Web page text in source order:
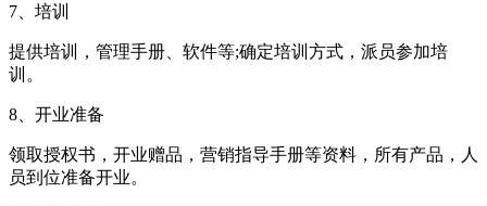
7、培训
提供培训，管理手册、软件等;确定培训方式，派员参加培
训。
8、开业准备
领取授权书，开业赠品，营销指导手册等资料，所有产品，人
员到位准备开业。